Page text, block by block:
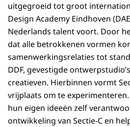
uitgegroeid tot groot
Design Academy Eindhoven
Nederlands talent voort. Door
dat alle betrokkenen vormen
samenwerkingsrelaties tot stand
DDF, gevestigde
creatieven. Hierbinnen vormt
vrijplaats om te
hun eigen ideeën zelf
ontwikkeling van Sectie-C en